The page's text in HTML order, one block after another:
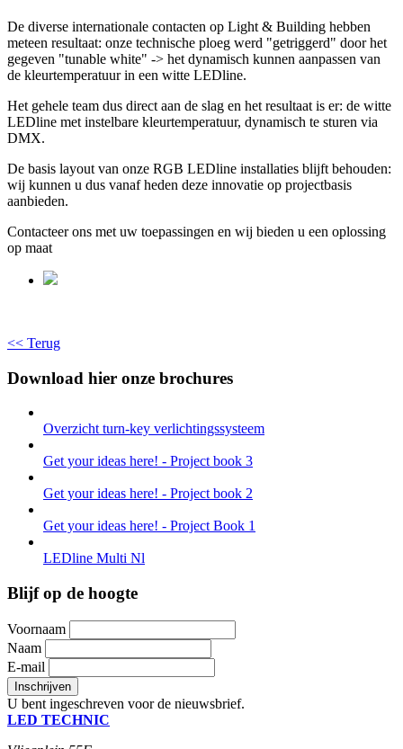
De diverse internationale contacten op Light & Building hebben
meteen resultaat: onze technische ploeg werd "getriggerd" door het
gegeven "tunable white" -> het dynamisch kunnen aanpassen van
de kleurtemperatuur in een witte LEDline.
Het gehele team dus direct aan de slag en het resultaat is er: de witte
LEDline met instelbare kleurtemperatuur, dynamisch te sturen via
DMX.
De basis layout van onze RGB LEDline installaties blijft behouden:
wij kunnen u dus vanaf heden deze innovatie op projectbasis
aanbieden.
Contacteer ons met uw toepassingen en wij bieden u een oplossing
op maat
<< Terug
Download hier onze brochures
Overzicht turn-key verlichtingssysteem
Get your ideas here! - Project book 3
Get your ideas here! - Project book 2
Get your ideas here! - Project Book 1
LEDline Multi Nl
Blijf op de hoogte
Voornaam
Naam
E-mail
U bent ingeschreven voor de nieuwsbrief.
LED TECHNIC